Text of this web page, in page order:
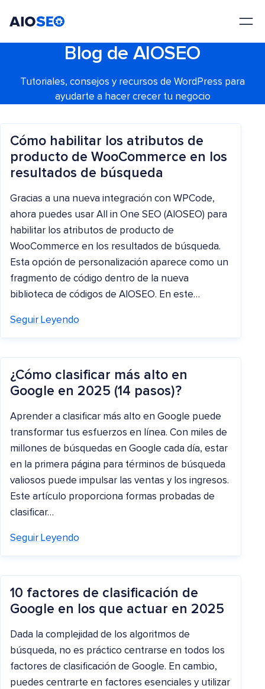
Blog de AIOSEO
Tutoriales, consejos y recursos de WordPress para
ayudarte a hacer crecer tu negocio
Cómo habilitar los atributos de
producto de WooCommerce en los
resultados de búsqueda
Gracias a una nueva integración con WPCode,
ahora puedes usar All in One SEO (AIOSEO) para
habilitar los atributos de producto de
WooCommerce en los resultados de búsqueda.
Esta opción de personalización aparece como un
fragmento de código dentro de la nueva
biblioteca de códigos de AIOSEO. En este…
Seguir Leyendo
¿Cómo clasificar más alto en
Google en 2025 (14 pasos)?
Aprender a clasificar más alto en Google puede
transformar tus esfuerzos en línea. Con miles de
millones de búsquedas en Google cada día, estar
en la primera página para términos de búsqueda
valiosos puede impulsar las ventas y los ingresos.
Este artículo proporciona formas probadas de
clasificar…
Seguir Leyendo
10 factores de clasificación de
Google en los que actuar en 2025
Dada la complejidad de los algoritmos de
búsqueda, no es práctico centrarse en todos los
factores de clasificación de Google. En cambio,
puedes centrarte en factores esenciales y utilizar